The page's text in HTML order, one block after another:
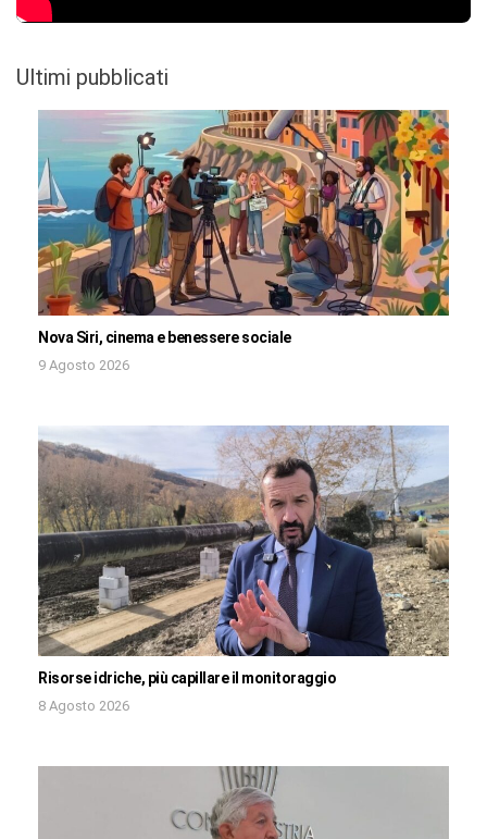
Ultimi pubblicati
Nova Siri, cinema e benessere sociale
9 Agosto 2026
Risorse idriche, più capillare il monitoraggio
8 Agosto 2026